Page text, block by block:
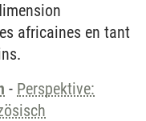
africaines en tant
- Perspektive: